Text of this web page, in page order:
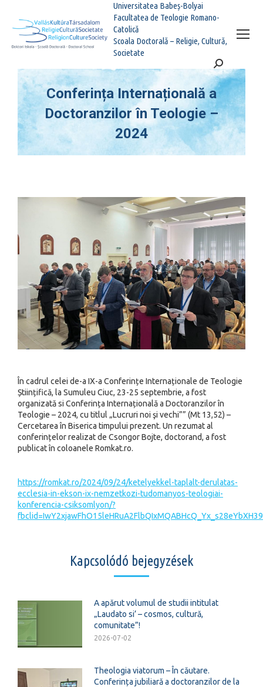
Universitatea Babeș-Bolyai
Facultatea de Teologie Romano-
Catolică
Scoala Doctorală – Religie, Cultură,
Societate
Search:
Conferința Internațională a
Doctoranzilor în Teologie –
2024
You are here:
În cadrul celei de-a IX-a Conferințe Internaționale de Teologie
Științifică, la Sumuleu Ciuc, 23-25 septembrie, a fost
organizată si Conferința Internațională a Doctoranzilor în
Teologie – 2024, cu titlul „Lucruri noi şi vechi”” (Mt 13,52) –
Cercetarea în Biserica timpului prezent. Un rezumat al
conferințelor realizat de Csongor Bojte, doctorand, a fost
publicat în coloanele Romkat.ro.
https://romkat.ro/2024/09/24/ketelyekkel-taplalt-derulatas-
ecclesia-in-ekson-ix-nemzetkozi-tudomanyos-teologiai-
konferencia-csiksomlyon/?
Kapcsolódó bejegyzések
A apărut volumul de studii intitulat
„Laudato si’ – cosmos, cultură,
comunitate”!
2026-07-02
Theologia viatorum – În căutare.
Conferința jubiliară a doctoranzilor de la